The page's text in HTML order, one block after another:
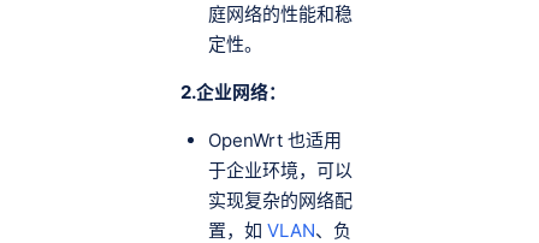
庭网络的性能和稳
定性。
2.企业网络：
OpenWrt 也适用
于企业环境，可以
实现复杂的网络配
置，如 VLAN、负